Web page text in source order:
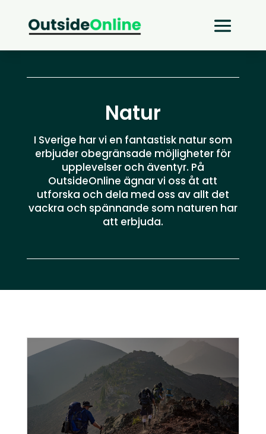
Natur
I Sverige har vi en fantastisk natur som
erbjuder obegränsade möjligheter för
upplevelser och äventyr. På
OutsideOnline ägnar vi oss åt att
utforska och dela med oss av allt det
vackra och spännande som naturen har
att erbjuda.